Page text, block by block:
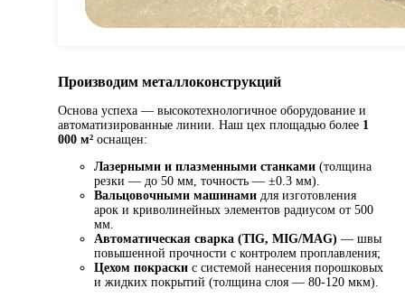
Производим металлоконструкций
Основа успеха — высокотехнологичное оборудование и
автоматизированные линии. Наш цех площадью более 1
000 м² оснащен:
Лазерными и плазменными станками (толщина
резки — до 50 мм, точность — ±0.3 мм).
Вальцовочными машинами для изготовления
арок и криволинейных элементов радиусом от 500
мм.
Автоматическая сварка (TIG, MIG/MAG) — швы
повышенной прочности с контролем проплавления;
Цехом покраски с системой нанесения порошковых
и жидких покрытий (толщина слоя — 80-120 мкм).